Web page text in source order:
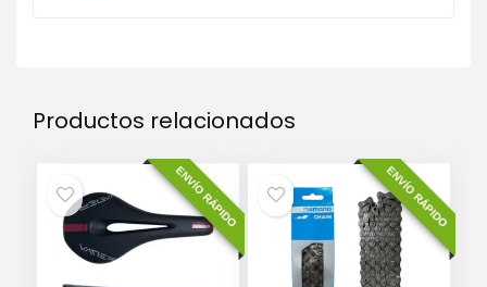
Productos relacionados
ENVÍO RÁPIDO ENVÍO RÁPIDO